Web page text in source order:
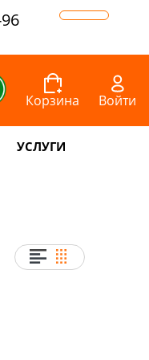
Корзина Войти
УСЛУГИ